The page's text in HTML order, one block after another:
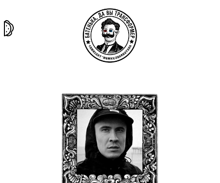
материясекты